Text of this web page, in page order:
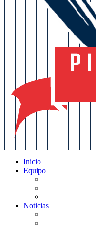
Inicio
Equipo
Noticias